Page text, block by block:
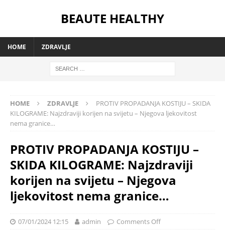
BEAUTE HEALTHY
HOME ZDRAVLJE
HOME ZDRAVLJE
PROTIV PROPADANJA KOSTIJU – SKIDA
KILOGRAME: Najzdraviji korijen na svijetu – Njegova ljekovitost
nema granice…
PROTIV PROPADANJA KOSTIJU –
SKIDA KILOGRAME: Najzdraviji
korijen na svijetu – Njegova
ljekovitost nema granice…
07/01/2024 12:15 admin Comments Off